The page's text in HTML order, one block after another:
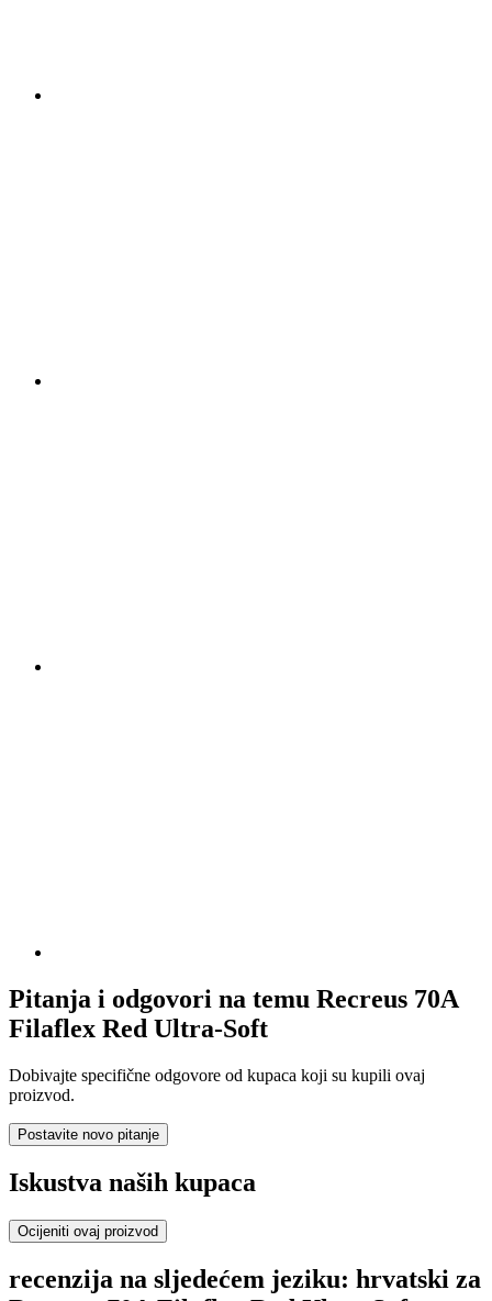
Pitanja i odgovori na temu Recreus 70A
Filaflex Red Ultra-Soft
Dobivajte specifične odgovore od kupaca koji su kupili ovaj
proizvod.
Postavite novo pitanje
Iskustva naših kupaca
Ocijeniti ovaj proizvod
recenzija na sljedećem jeziku: hrvatski za